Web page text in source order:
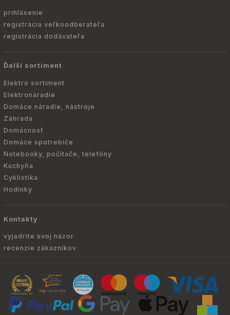
prihlásenie
registrácia veľkoodberateľa
registrácia dodávateľa
Ďalší sortiment
Elektro sortiment
Elektronáradie
Domáce náradie, nástroje
Záhrada
Domácnosť
Domáce spotrebiče
Notebooky, počítače, telefóny
Kuchyňa
Cyklistika
Hodinky
Kontakty
vyjadrite svoj názor
recenzie zákazníkov